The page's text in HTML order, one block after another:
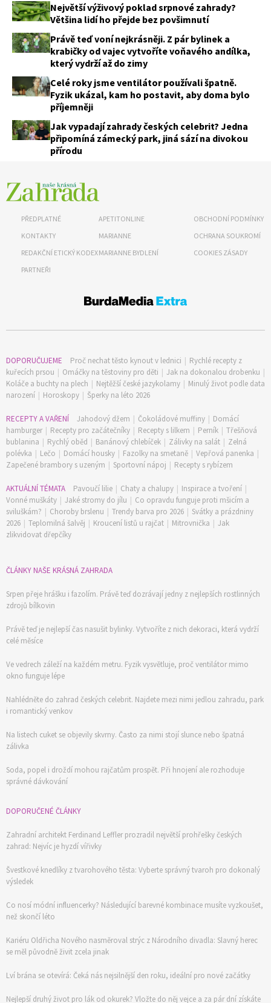
Největší výživový poklad srpnové zahrady?
Většina lidí ho přejde bez povšimnutí
Právě teď voní nejkrásněji. Z pár bylinek a
krabičky od vajec vytvoříte voňavého andílka,
který vydrží až do zimy
Celé roky jsme ventilátor používali špatně.
Fyzik ukázal, kam ho postavit, aby doma bylo
příjemněji
Jak vypadají zahrady českých celebrit? Jedna
připomíná zámecký park, jiná sází na divokou
přírodu
PŘEDPLATNÉ
KONTAKTY
REDAKČNÍ ETICKÝ KODEX
PARTNEŘI
APETITONLINE
MARIANNE
MARIANNE BYDLENÍ
OBCHODNÍ PODMÍNKY
OCHRANA SOUKROMÍ
COOKIES ZÁSADY
DOPORUČUJEME Proč nechat těsto kynout v lednici | Rychlé recepty z
kuřecích prsou | Omáčky na těstoviny pro děti | Jak na dokonalou drobenku |
Koláče a buchty na plech | Nejtěžší české jazykolamy | Minulý život podle data
narození | Horoskopy | Šperky na léto 2026
RECEPTY A VAŘENÍ Jahodový džem | Čokoládové muffiny | Domácí
hamburger | Recepty pro začátečníky | Recepty s lilkem | Perník | Třešňová
bublanina | Rychlý oběd | Banánový chlebíček | Zálivky na salát | Zelná
polévka | Lečo | Domácí housky | Fazolky na smetaně | Vepřová panenka |
Zapečené brambory s uzeným | Sportovní nápoj | Recepty s rybízem
AKTUÁLNÍ TÉMATA Pavoučí lilie | Chaty a chalupy | Inspirace a tvoření |
Vonné muškáty | Jaké stromy do jílu | Co opravdu funguje proti mšicím a
sviluškám? | Choroby brslenu | Trendy barva pro 2026 | Svátky a prázdniny
2026 | Teplomilná šalvěj | Kroucení listů u rajčat | Mitrovnička | Jak
zlikvidovat dřepčíky
ČLÁNKY NAŠE KRÁSNÁ ZAHRADA
Srpen přeje hrášku i fazolím. Právě teď dozrávají jedny z nejlepších rostlinných
zdrojů bílkovin
Právě teď je nejlepší čas nasušit bylinky. Vytvoříte z nich dekoraci, která vydrží
celé měsíce
Ve vedrech záleží na každém metru. Fyzik vysvětluje, proč ventilátor mimo
okno funguje lépe
Nahlédněte do zahrad českých celebrit. Najdete mezi nimi jedlou zahradu, park
i romantický venkov
Na listech cuket se objevily skvrny. Často za nimi stojí slunce nebo špatná
zálivka
Soda, popel i droždí mohou rajčatům prospět. Při hnojení ale rozhoduje
správné dávkování
DOPORUČENÉ ČLÁNKY
Zahradní architekt Ferdinand Leffler prozradil největší prohřešky českých
zahrad: Nejvíc je hyzdí vířivky
Švestkové knedlíky z tvarohového těsta: Vyberte správný tvaroh pro dokonalý
výsledek
Co nosí módní influencerky? Následující barevné kombinace musíte vyzkoušet,
než skončí léto
Kariéru Oldřicha Nového nasměroval strýc z Národního divadla: Slavný herec
se měl původně živit zcela jinak
Lví brána se otevírá: Čeká nás nejsilnější den roku, ideální pro nové začátky
Nejlepší druhý život pro lák od okurek? Vložte do něj vejce a za pár dní získáte